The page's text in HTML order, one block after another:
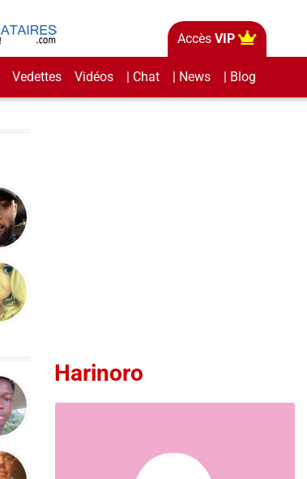
Accès VIP
Vedettes Vidéos | Chat | News | Blog
Harinoro